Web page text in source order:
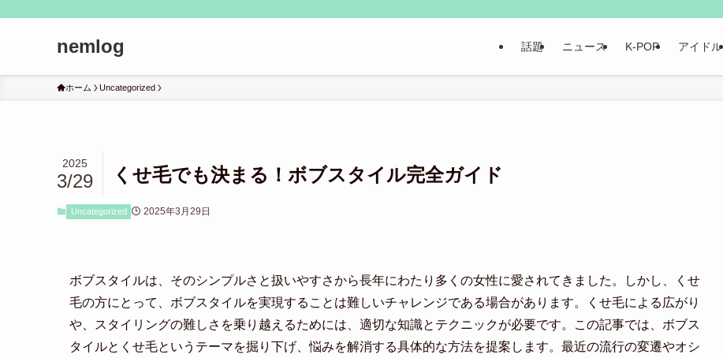
nemlog 話題 ニュース K-POP アイドル
ホーム Uncategorized
くせ毛でも決まる！ボブスタイル完全ガイド
2025
3/29
Uncategorized 2025年3月29日
ボブスタイルは、そのシンプルさと扱いやすさから長年にわたり多くの女性に愛されてきました。しかし、くせ
毛の方にとって、ボブスタイルを実現することは難しいチャレンジである場合があります。くせ毛による広がり
や、スタイリングの難しさを乗り越えるためには、適切な知識とテクニックが必要です。この記事では、ボブス
タイルとくせ毛というテーマを掘り下げ、悩みを解消する具体的な方法を提案します。最近の流行の変遷やオシ